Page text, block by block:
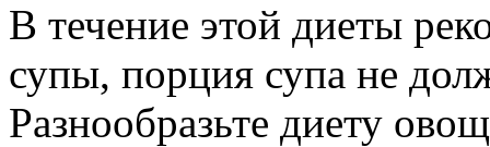
В течение этой диеты
супы, порция супа не
Разнообразьте диету